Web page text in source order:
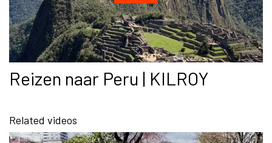
Reizen naar Peru | KILROY
Related videos